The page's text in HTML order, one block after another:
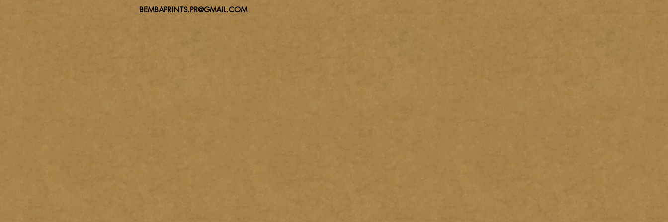
BEMBAPRINTS.PR@GMAIL.COM